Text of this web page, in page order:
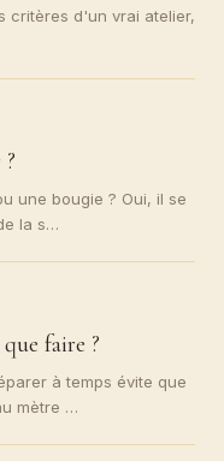
critères d'un vrai atelier,
une bougie ? Oui, il se
la s…
faire ?
à temps évite que
mètre …